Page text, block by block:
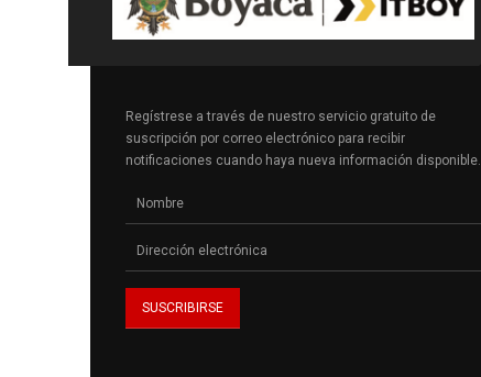
Regístrese a través de nuestro servicio gratuito de
suscripción por correo electrónico para recibir
notificaciones cuando haya nueva información disponible.